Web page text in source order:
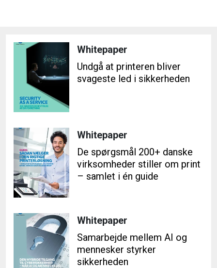
Whitepaper
Undgå at printeren bliver
svageste led i sikkerheden
Whitepaper
De spørgsmål 200+ danske
virksomheder stiller om print
– samlet i én guide
Whitepaper
Samarbejde mellem AI og
mennesker styrker
sikkerheden